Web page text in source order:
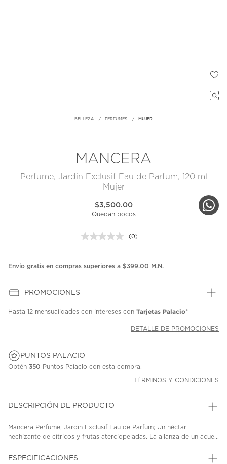
BELLEZA PERFUMES MUJER
MANCERA
Perfume, Jardin Exclusif Eau de Parfum, 120 ml
Mujer
$3,500.00
Quedan pocos
Sin
en
(0)
Envío gratis en compras superiores a $399.00 M.N.
PROMOCIONES
Hasta 12 mensualidades con intereses con Tarjetas Palacio*
DETALLE DE PROMOCIONES
PUNTOS PALACIO
Obtén 350 Puntos Palacio con esta compra.
TÉRMINOS Y CONDICIONES
DESCRIPCIÓN DE PRODUCTO
Mancera Perfume, Jardin Exclusif Eau de Parfum; Un néctar
hechizante de cítricos y frutas aterciopeladas. La alianza de un acue...
ESPECIFICACIONES